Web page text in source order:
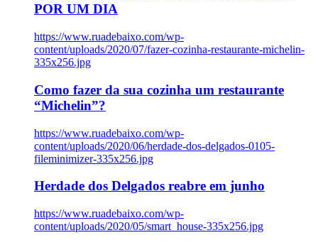
POR UM DIA
https://www.ruadebaixo.com/wp-
content/uploads/2020/07/fazer-cozinha-restaurante-michelin-
335x256.jpg
Como fazer da sua cozinha um restaurante
“Michelin”?
https://www.ruadebaixo.com/wp-
content/uploads/2020/06/herdade-dos-delgados-0105-
fileminimizer-335x256.jpg
Herdade dos Delgados reabre em junho
https://www.ruadebaixo.com/wp-
content/uploads/2020/05/smart_house-335x256.jpg